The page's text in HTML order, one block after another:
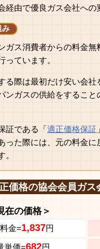
経由で優良ガス会社への
み
ガス消費者からの料金
っています。
る際は最初だけ安い会
ンガスの供給をするこ
証である「適正価格保証
った際には、元の料金
。
価格の協会会員ガス
在の価格＞
金=1,837円
682